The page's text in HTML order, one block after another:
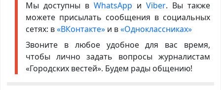
Мы доступны в WhatsApp иViber. Вы также
можете присылать сообщения в социальных
сетях: в«ВКонтакте»и в«Одноклассниках»
Звоните в любое удобное для вас время,
чтобы лично задать вопросы журналистам
«Городских вестей». Будем рады общению!